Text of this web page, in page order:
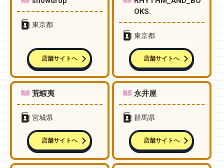
東京都
店舗サイトへ
OKS.
東京都
店舗サイトへ
荒蝦夷
宮城県
店舗サイトへ
永井屋
群馬県
店舗サイトへ